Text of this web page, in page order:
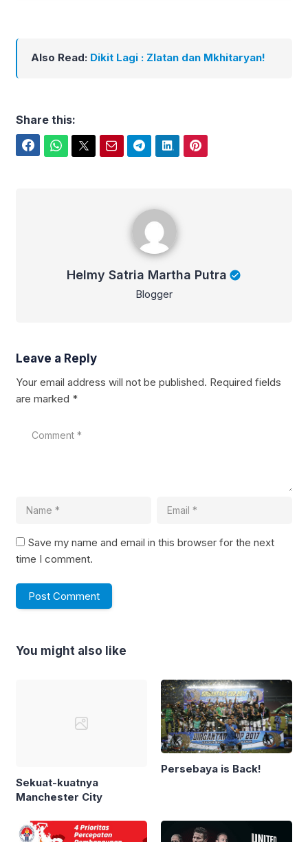
Also Read: Dikit Lagi : Zlatan dan Mkhitaryan!
Share this:
Helmy Satria Martha Putra
Blogger
Leave a Reply
Your email address will not be published. Required fields
are marked *
Save my name and email in this browser for the next
time I comment.
You might also like
Sekuat-kuatnya
Manchester City
Persebaya is Back!